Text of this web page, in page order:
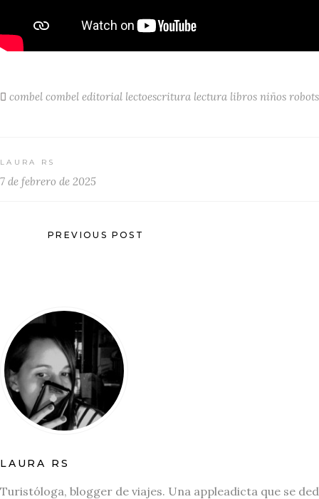
combel combel editorial lectoescritura lectura libros niños robots
LAURA RS
7 de febrero de 2025
PREVIOUS POST
LAURA RS
Turistóloga, blogger de viajes. Una appleadicta que se